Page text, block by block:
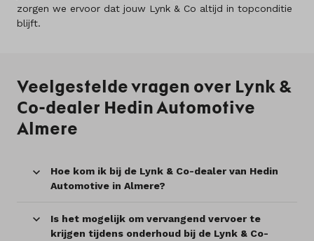
zorgen we ervoor dat jouw Lynk & Co altijd in topconditie
blijft.
Veelgestelde vragen over Lynk &
Co-dealer Hedin Automotive
Almere
Hoe kom ik bij de Lynk & Co-dealer van Hedin
Automotive in Almere?
Is het mogelijk om vervangend vervoer te
krijgen tijdens onderhoud bij de Lynk & Co-